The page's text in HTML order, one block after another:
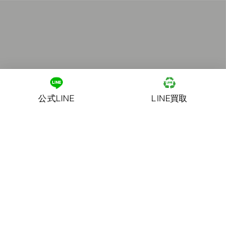
公式LINE LINE買取